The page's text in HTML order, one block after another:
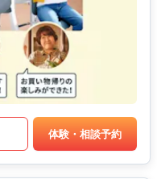
体験・相談予約